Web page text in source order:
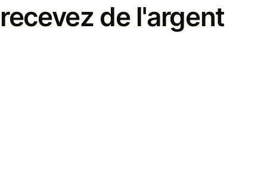
recevez de l'argent